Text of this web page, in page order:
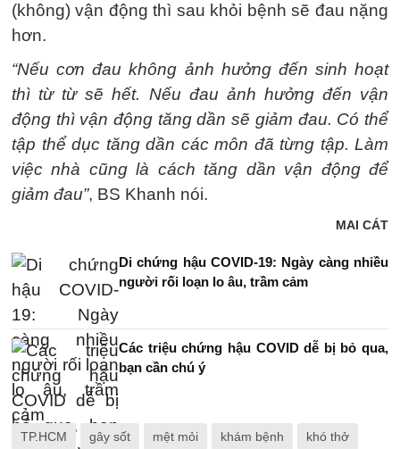
(không) vận động thì sau khỏi bệnh sẽ đau nặng
hơn.
“Nếu cơn đau không ảnh hưởng đến sinh hoạt
thì từ từ sẽ hết. Nếu đau ảnh hưởng đến vận
động thì vận động tăng dần sẽ giảm đau. Có thể
tập thể dục tăng dần các môn đã từng tập. Làm
việc nhà cũng là cách tăng dần vận động để
giảm đau”, BS Khanh nói.
MAI CÁT
Di chứng hậu COVID-19: Ngày càng nhiều
người rối loạn lo âu, trầm cảm
Các triệu chứng hậu COVID dễ bị bỏ qua,
bạn cần chú ý
TP.HCM gây sốt mệt mỏi khám bệnh khó thở